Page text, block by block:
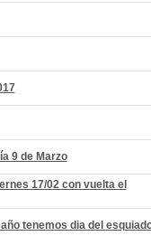
9 de Marzo
17/02 con vuelta el
tenemos dia del